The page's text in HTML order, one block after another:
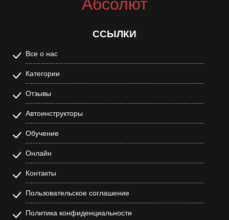
Абсолют
ССЫЛКИ
Все о нас
Категории
Отзывы
Автоинструкторы
Обучение
Онлайн
Контакты
Пользовательское соглашение
Политика конфиденциальности